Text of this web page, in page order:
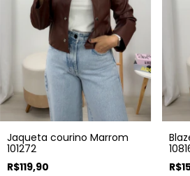
Jaqueta courino Marrom
101272
R$119,90